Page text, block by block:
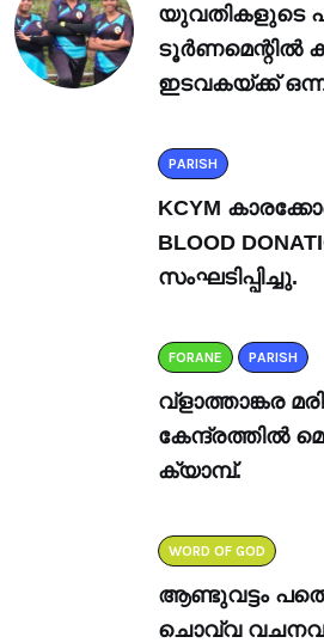
യുവതികളുടെ
ടൂർണമെന്റിൽ
ഇടവകയ്ക്ക്
PARISH
KCYM
BLOOD
സംഘടിപ്പിച്ചു.
FORANE PARISH
വ്ളാത്താങ്കര
കേന്ദ്രത്തിൽ
ക്യാമ്പ്.
WORD OF GOD
ആണ്ടുവട്ടം
ചൊവ്വ